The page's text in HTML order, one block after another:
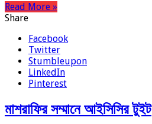
Read More »
Share
Facebook
Twitter
Stumbleupon
LinkedIn
Pinterest
মাশরাফির সম্মানে আইসিসির টুইট